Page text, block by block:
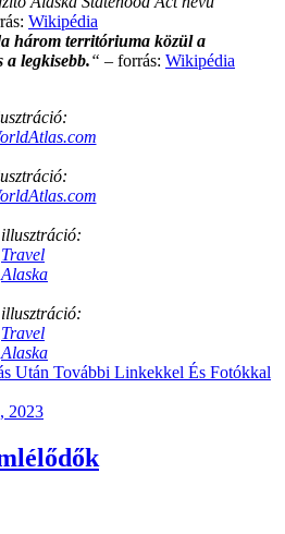
Wikipédia
három territóriuma közül a
a legkisebb.“ – forrás: Wikipédia
illusztráció:
Travel
Alaska
illusztráció:
Travel
Alaska
Után További Linkekkel És Fotókkal
2023